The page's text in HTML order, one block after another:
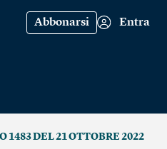
Abbonarsi Entra
1483 DEL 21 OTTOBRE 2022